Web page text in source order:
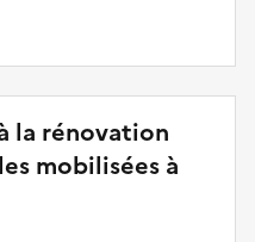
la rénovation
mobilisées à